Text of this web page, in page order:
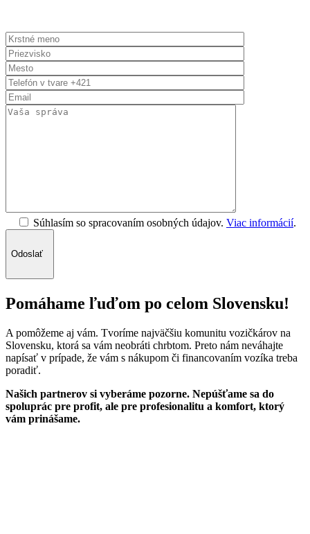
Súhlasím so spracovaním osobných údajov. Viac informácií.
Odoslať
Pomáhame ľuďom po celom Slovensku!
A pomôžeme aj vám. Tvoríme najväčšiu komunitu vozičkárov na
Slovensku, ktorá sa vám neobráti chrbtom. Preto nám neváhajte
napísať v prípade, že vám s nákupom či financovaním vozíka treba
poradiť.
Našich partnerov si vyberáme pozorne. Nepúšťame sa do
spoluprác pre profit, ale pre profesionalitu a komfort, ktorý
vám prinášame.